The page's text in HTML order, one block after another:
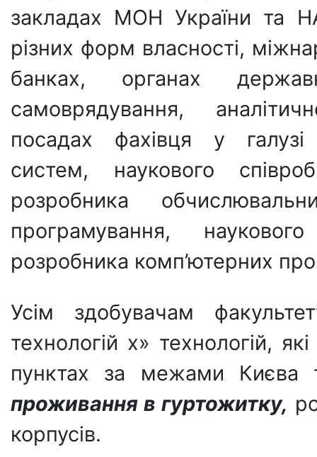
закладах МОН України та
різних форм власності,
банках, органах
самоврядування,
посадах фахівця у галузі
систем, наукового
розробника
програмування,
розробника комп’ютерних
Усім здобувачам
технологій х» технологій,
пунктах за межами Києва
проживання в гуртожитку,
корпусів.